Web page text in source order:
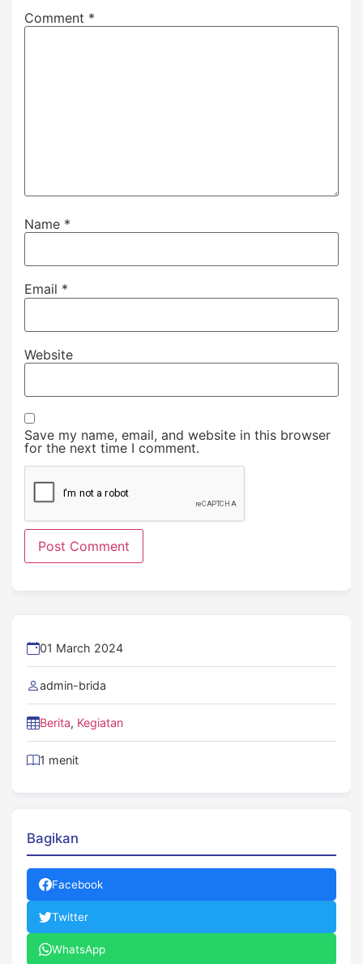
01 March 2024
admin-brida
Berita, Kegiatan
1 menit
Bagikan
Facebook
Twitter
WhatsApp
Comment *
Name *
Email *
Website
Save my name, email, and website in this browser
for the next time I comment.